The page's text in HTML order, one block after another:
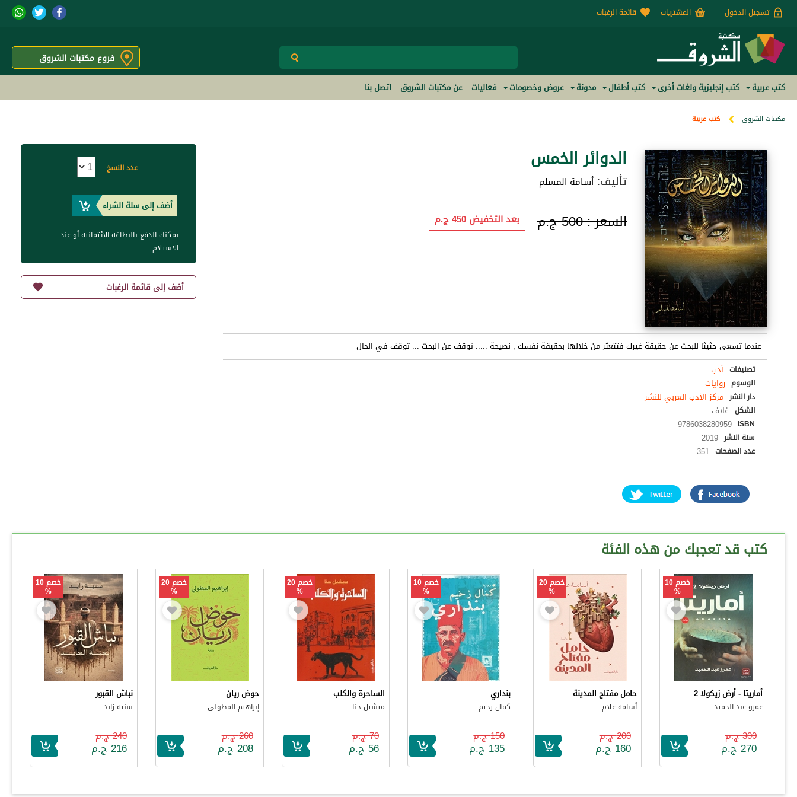
تسجيل الدخول المشتريات قائمة الرغبات
فروع مكتبات الشروق
كتب عربية كتب إنجليزية ولغات أخرى كتب أطفال مدونة عروض وخصومات فعاليات عن مكتبات الشروق اتصل بنا
مكتبات الشروق كتب عربية
الدوائر الخمس
تأليف: أسامة المسلم
السعر :500 ج.م بعد التخفيض 450 ج.م
عندما تسعى حثيثا للبحث عن حقيقة غيرك فتتعثر من خلالها بحقيقة نفسك , نصيحة ..... توقف عن البحث ... توقف في الحال
تصنيفات أدب
الوسوم روايات
دار النشر مركز الأدب العربي للنشر
الشكل غلاف
ISBN
9786038280959
سنة النشر 2019
عدد الصفحات 351
عدد النسخ
أضف إلى سلة الشراء
يمكنك الدفع بالبطاقة الائتمانية أو عند
الاستلام
أضف إلى قائمة الرغبات
كتب قد تعجبك من هذه الفئة
خصم 10
%
أماريتا - أرض زيكولا 2
عمرو عبد الحميد
300 ج.م
270 ج.م
خصم 20
%
حامل مفتاح المدينة
أسامة علام
200 ج.م
160 ج.م
خصم 10
%
بنداري
كمال رحيم
150 ج.م
135 ج.م
خصم 20
%
الساحرة والكلب
ميشيل حنا
70 ج.م
56 ج.م
خصم 20
%
حوض ريان
إبراهيم المطولي
260 ج.م
208 ج.م
خصم 10
%
نباش القبور
سنية زايد
240 ج.م
216 ج.م